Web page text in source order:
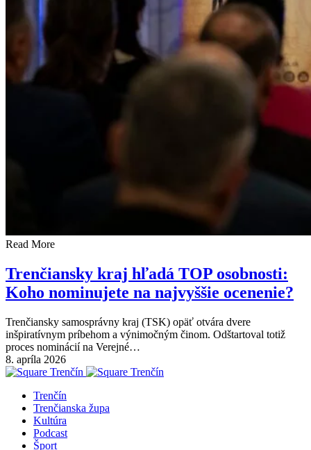
Read More
Trenčiansky kraj hľadá TOP osobnosti:
Koho nominujete na najvyššie ocenenie?
Trenčiansky samosprávny kraj (TSK) opäť otvára dvere
inšpiratívnym príbehom a výnimočným činom. Odštartoval totiž
proces nominácií na Verejné…
8. apríla 2026
Trenčín
Trenčianska župa
Kultúra
Podcast
Šport